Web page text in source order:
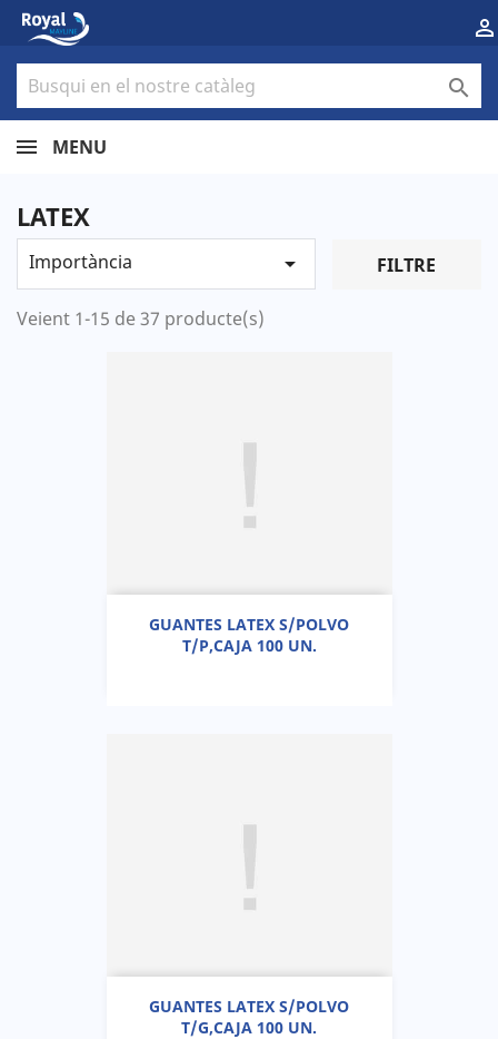


MENU
LATEX
Importància  FILTRE
Veient 1-15 de 37 producte(s)
GUANTES LATEX S/POLVO
T/P,CAJA 100 UN.
GUANTES LATEX S/POLVO
T/G,CAJA 100 UN.